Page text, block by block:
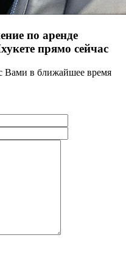
по аренде
прямо сейчас
Вами в ближайшее время